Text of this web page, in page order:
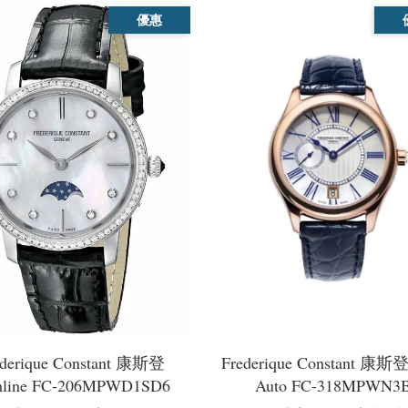
優惠
Constant 康斯登
FC-206MPWD1SD6
Frederique Constant 康斯
Auto FC-